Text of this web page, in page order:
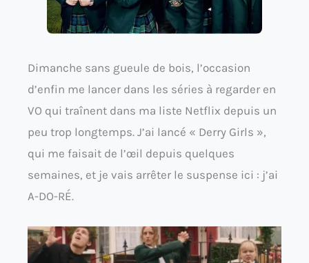
Dimanche sans gueule de bois, l’occasion
d’enfin me lancer dans les séries à regarder en
VO qui traînent dans ma liste Netflix depuis un
peu trop longtemps. J’ai lancé « Derry Girls »,
qui me faisait de l’œil depuis quelques
semaines, et je vais arrêter le suspense ici : j’ai
A-DO-RÉ.